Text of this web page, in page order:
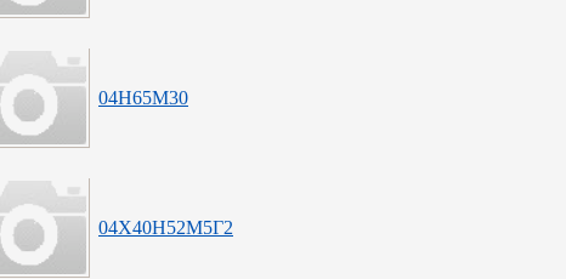
04Н65М30
04Х40Н52М5Г2